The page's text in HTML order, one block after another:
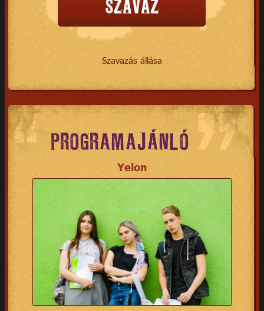
Szavazás állása
PROGRAMAJÁNLÓ
Yelon